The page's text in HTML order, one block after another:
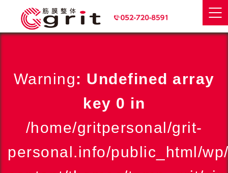
Warning: Undefined array
key 0 in
/home/gritpersonal/grit-
personal.info/public_html/